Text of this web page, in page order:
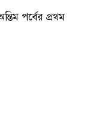
পর্বের প্রথম